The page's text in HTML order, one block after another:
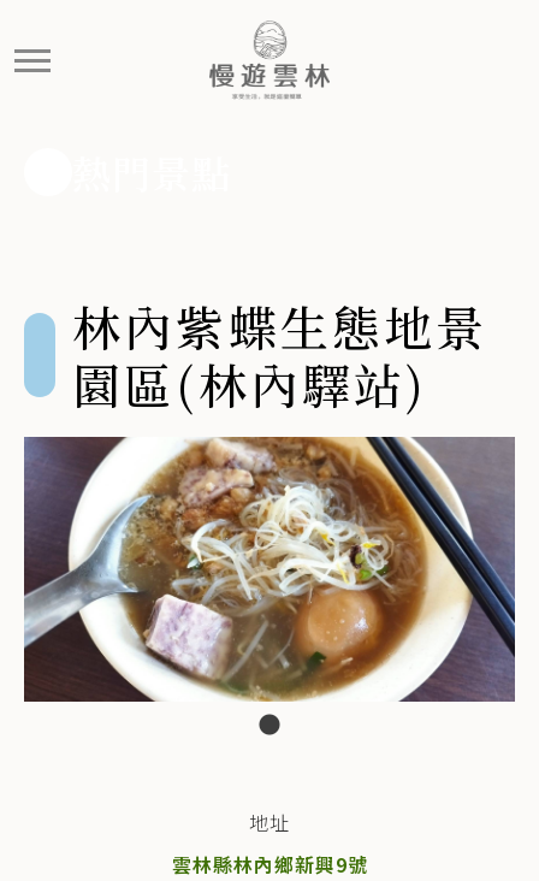
林內紫蝶生態地景園區(林內
林內紫蝶生態地景園區(林內驛站)
林內紫蝶生態地景
園區(林內驛站)
地址
雲林縣林內鄉新興9號